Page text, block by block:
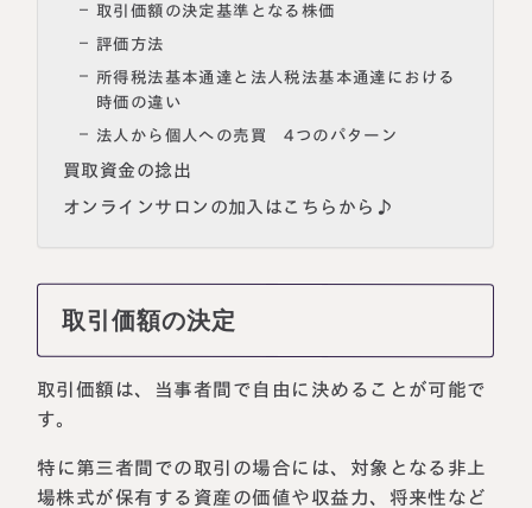
知県名古屋市中村区名駅三丁目28
名古屋ビルヂング25階
195番地1
取引価額の決定基準となる株価
評価方法
所得税法基本通達と法人税法基本通達における
時価の違い
法人から個人への売買 4つのパターン
買取資金の捻出
オンラインサロンの加入はこちらから♪
取引価額の決定
取引価額は、当事者間で自由に決めることが可能で
す。
特に第三者間での取引の場合には、対象となる非上
場株式が保有する資産の価値や収益力、将来性など